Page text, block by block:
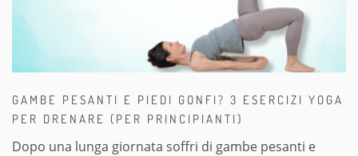
GAMBE PESANTI E PIEDI GONFI? 3 ESERCIZI YOGA
PER DRENARE (PER PRINCIPIANTI)
Dopo una lunga giornata soffri di gambe pesanti e